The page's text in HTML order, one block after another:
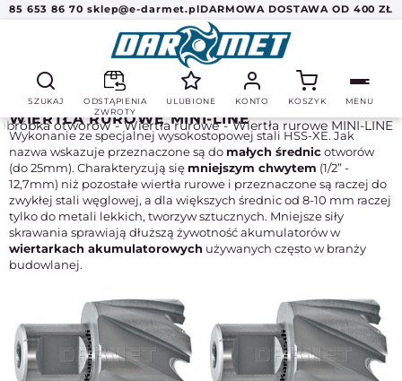
85 653 86 70 sklep@e-darmet.plDARMOWA DOSTAWA OD 400 ZŁ
SZUKAJ
ODSTĄPIENIA
ZWROTY
ULUBIONE KONTO KOSZYK MENU
otworów Wiertła rurowe Wiertła rurowe MINI-LINE
WIERTŁA RUROWE MINI-LINE
Wykonanie ze specjalnej wysokostopowej stali HSS-XE. Jak
nazwa wskazuje przeznaczone są do małych średnicotworów
(do 25mm). Charakteryzują się mniejszym chwytem (1/2” -
12,7mm) niż pozostałe wiertła rurowe i przeznaczone są raczej do
zwykłej stali węglowej, a dla większych średnic od 8-10 mm raczej
tylko do metali lekkich, tworzyw sztucznych. Mniejsze siły
skrawania sprawiają dłuższą żywotność akumulatorów w
wiertarkach akumulatorowych używanych często w branży
budowlanej.